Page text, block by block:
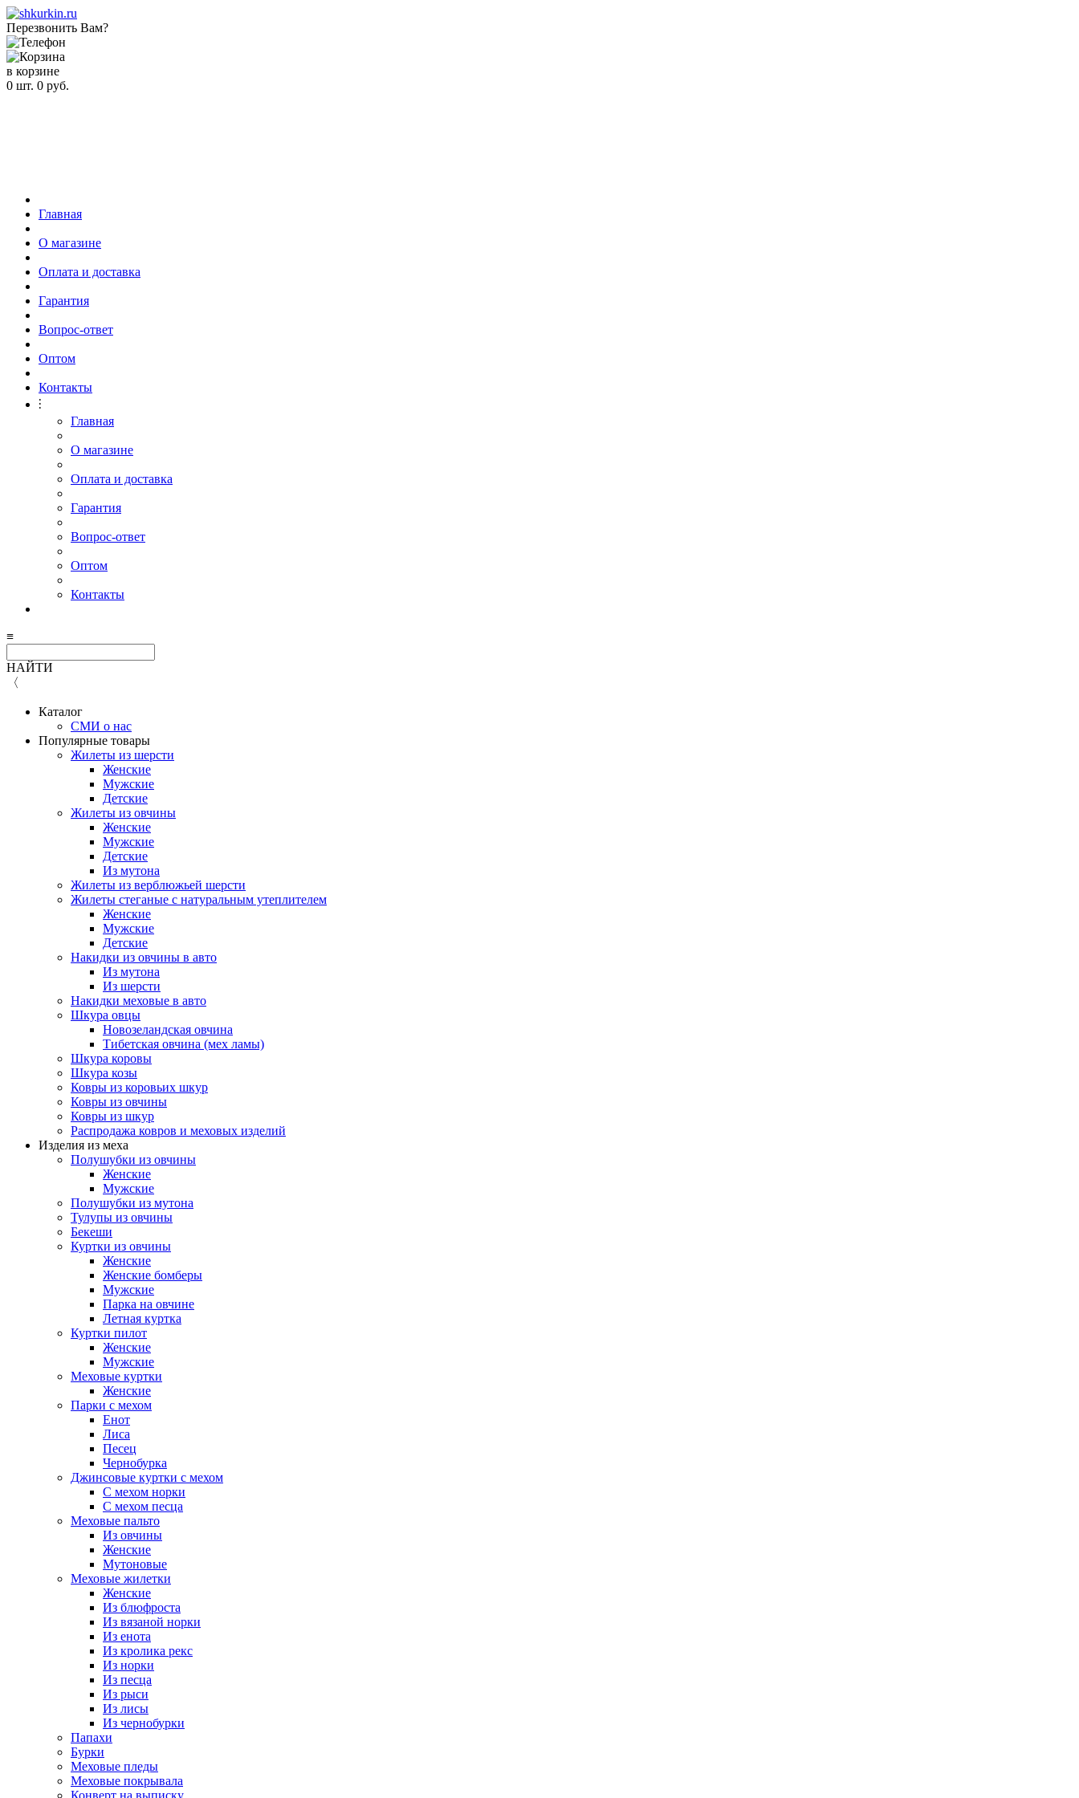
Перезвонить Вам?
в корзине
0 шт. 0 руб.
Главная
О магазине
Оплата и доставка
Гарантия
Вопрос-ответ
Оптом
Контакты
⫶
Главная
О магазине
Оплата и доставка
Гарантия
Вопрос-ответ
Оптом
Контакты
≡
НАЙТИ
〈
Каталог
СМИ о нас
Популярные товары
Жилеты из шерсти
Женские
Мужские
Детские
Жилеты из овчины
Женские
Мужские
Детские
Из мутона
Жилеты из верблюжьей шерсти
Жилеты стеганые с натуральным утеплителем
Женские
Мужские
Детские
Накидки из овчины в авто
Из мутона
Из шерсти
Накидки меховые в авто
Шкура овцы
Новозеландская овчина
Тибетская овчина (мех ламы)
Шкура коровы
Шкура козы
Ковры из коровьих шкур
Ковры из овчины
Ковры из шкур
Распродажа ковров и меховых изделий
Изделия из меха
Полушубки из овчины
Женские
Мужские
Полушубки из мутона
Тулупы из овчины
Бекеши
Куртки из овчины
Женские
Женские бомберы
Мужские
Парка на овчине
Летная куртка
Куртки пилот
Женские
Мужские
Меховые куртки
Женские
Парки с мехом
Енот
Лиса
Песец
Чернобурка
Джинсовые куртки с мехом
С мехом норки
С мехом песца
Меховые пальто
Из овчины
Женские
Мутоновые
Меховые жилетки
Женские
Из блюфроста
Из вязаной норки
Из енота
Из кролика рекс
Из норки
Из песца
Из рыси
Из лисы
Из чернобурки
Папахи
Бурки
Меховые пледы
Меховые покрывала
Конверт на выписку